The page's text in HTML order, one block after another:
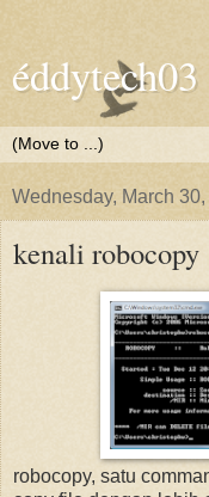
éddytech03
Wednesday, March 30,
kenali robocopy
robocopy, satu